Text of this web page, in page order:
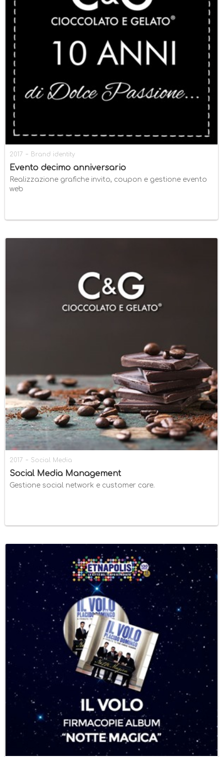
2017 - Brand identity
Evento decimo anniversario
Realizzazione grafiche invito, coupon e gestione evento
web
2017 - Social Media
Social Media Management
Gestione social network e customer care.